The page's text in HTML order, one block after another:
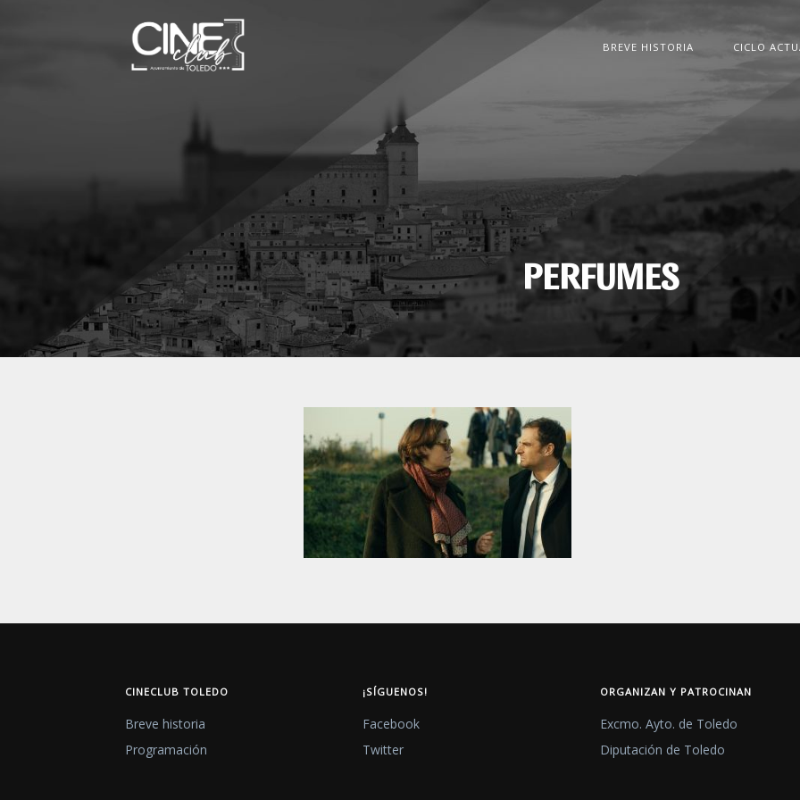
BREVE HISTORIA CICLO
PERFUMES
CINECLUB TOLEDO
Breve historia
Programación
¡SÍGUENOS!
Facebook
Twitter
ORGANIZAN Y PATROCINAN
Excmo. Ayto. de Toledo
Diputación de Toledo